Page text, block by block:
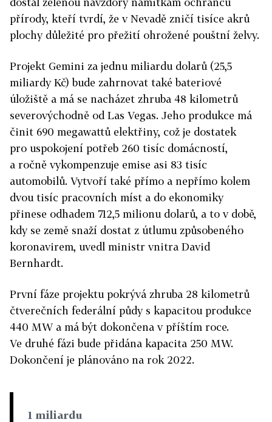
přírody, kteří tvrdí, že v Nevadě zničí tisíce akrů
plochy důležité pro přežití ohrožené pouštní želvy.
Projekt Gemini za jednu miliardu dolarů (25,5
miliardy Kč) bude zahrnovat také bateriové
úložiště a má se nacházet zhruba 48 kilometrů
severovýchodně od Las Vegas. Jeho produkce má
činit 690 megawattů elektřiny, což je dostatek
pro uspokojení potřeb 260 tisíc domácností,
a ročně vykompenzuje emise asi 83 tisíc
automobilů. Vytvoří také přímo a nepřímo kolem
dvou tisíc pracovních míst a do ekonomiky
přinese odhadem 712,5 milionu dolarů, a to v době,
kdy se země snaží dostat z útlumu způsobeného
koronavirem, uvedl ministr vnitra David
Bernhardt.
První fáze projektu pokrývá zhruba 28 kilometrů
čtverečních federální půdy s kapacitou produkce
440 MW a má být dokončena v příštím roce.
Ve druhé fázi bude přidána kapacita 250 MW.
Dokončení je plánováno na rok 2022.
1 miliardu